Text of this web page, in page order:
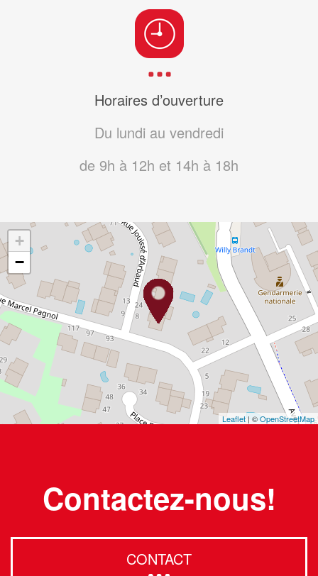
Horaires d’ouverture
Du lundi au vendredi
de 9h à 12h et 14h à 18h
+
−
Leaflet| ©OpenStreetMap
Contactez-nous!
CONTACT